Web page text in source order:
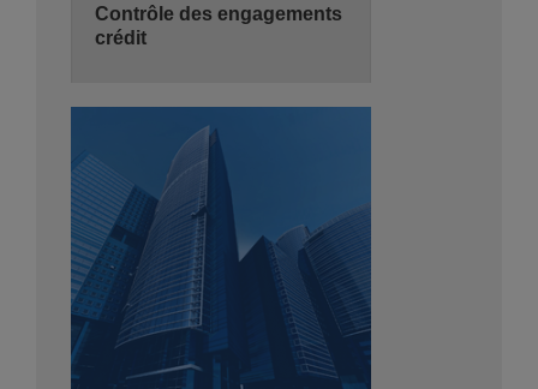
Contrôle des engagements
crédit
de 08:30 - 14:00
Hyatt Regency Algiers
Se Pré-inscrire Détails